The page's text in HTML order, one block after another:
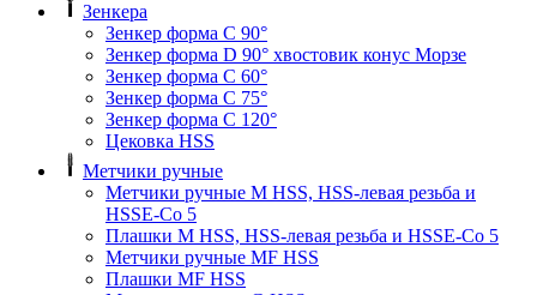
Зенкера
Зенкер форма С 90°
Зенкер форма D 90° хвостовик конус Морзе
Зенкер форма С 60°
Зенкер форма С 75°
Зенкер форма С 120°
Цековка HSS
Метчики ручные
Метчики ручные M HSS, HSS-левая резьба и
HSSE-Co 5
Плашки M HSS, HSS-левая резьба и HSSE-Co 5
Метчики ручные MF HSS
Плашки MF HSS